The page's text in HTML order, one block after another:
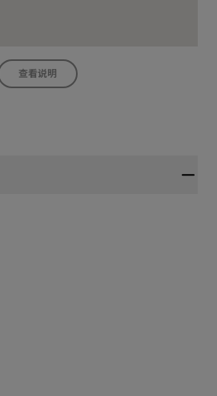
查看说明